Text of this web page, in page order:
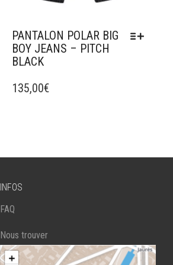
PANTALON POLAR BIG
BOY JEANS – PITCH
BLACK
PRODUIT
CHOISIES
SUR
LA
PAGE
DU
PRODUIT
135,00€
INFOS
FAQ
Nous trouver